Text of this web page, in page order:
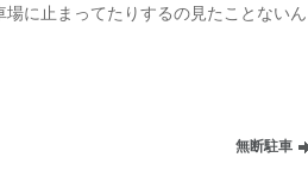
に止まってたりするの見たことないん
無断駐車